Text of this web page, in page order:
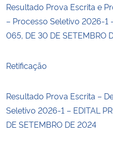
Gabinete de Segurança Institucional
Advocacia-Geral da União
Banco Central do Brasil
Resultado Prova Escrita e
– Processo Seletivo 2026-1
065, DE 30 DE SETEMBRO
Retificação
Resultado Prova Escrita –
Seletivo 2026-1 – EDITAL
DE SETEMBRO DE 2024